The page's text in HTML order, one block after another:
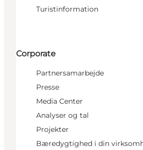
Turistinformation
Corporate
Partnersamarbejde
Presse
Media Center
Analyser og tal
Projekter
Bæredygtighed i din